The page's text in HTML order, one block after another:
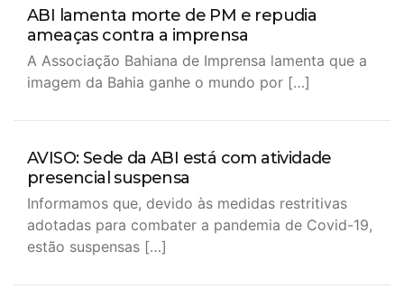
ABI lamenta morte de PM e repudia
ameaças contra a imprensa
A Associação Bahiana de Imprensa lamenta que a
imagem da Bahia ganhe o mundo por […]
AVISO: Sede da ABI está com atividade
presencial suspensa
Informamos que, devido às medidas restritivas
adotadas para combater a pandemia de Covid-19,
estão suspensas […]